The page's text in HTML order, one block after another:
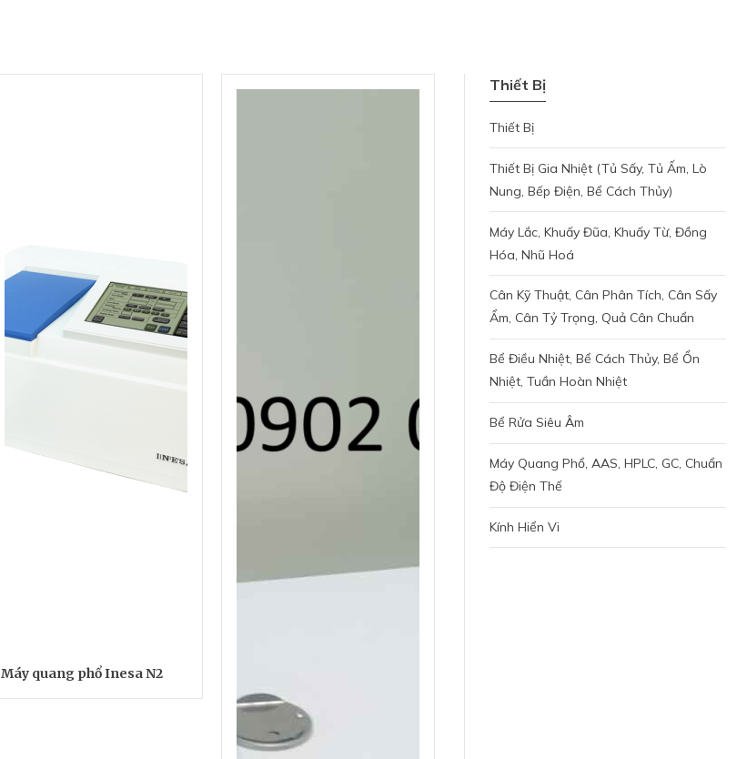
Máy quang phổ Inesa N2
Thiết Bị
Thiết Bị
Thiết Bị Gia Nhiệt (tủ Sấy, Tủ Ấm, Lò
Nung, Bếp Điện, Bể Cách Thủy)
Máy Lắc, Khuấy Đũa, Khuấy Từ, Đồng
Hóa, Nhũ Hoá
Cân Kỹ Thuật, Cân Phân Tích, Cân Sấy
Ẩm, Cân Tỷ Trọng, Quả Cân Chuẩn
Bể Điều Nhiệt, Bể Cách Thủy, Bể Ổn
Nhiệt, Tuần Hoàn Nhiệt
Bể Rửa Siêu Âm
Máy Quang Phổ, AAS, HPLC, GC, Chuẩn
Độ Điện Thế
Kính Hiển Vi